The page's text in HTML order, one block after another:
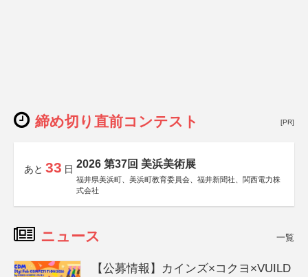
締め切り直前コンテスト [PR]
あと 33 日 2026 第37回 美浜美術展
福井県美浜町、美浜町教育委員会、福井新聞社、関西電力株
式会社
ニュース 一覧
【公募情報】カインズ×コクヨ×VUILD